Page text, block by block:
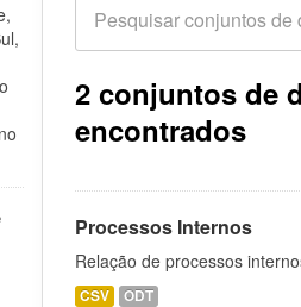
2 conjuntos de
encontrados
Processos Internos
Relação de processos
CSV ODT